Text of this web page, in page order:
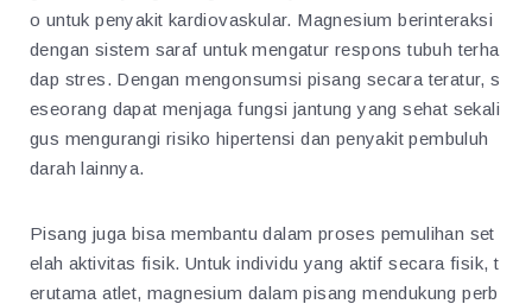
o untuk penyakit kardiovaskular. Magnesium berinteraksi
dengan sistem saraf untuk mengatur respons tubuh terha
dap stres. Dengan mengonsumsi pisang secara teratur, s
eseorang dapat menjaga fungsi jantung yang sehat sekali
gus mengurangi risiko hipertensi dan penyakit pembuluh
darah lainnya.
Pisang juga bisa membantu dalam proses pemulihan set
elah aktivitas fisik. Untuk individu yang aktif secara fisik, t
erutama atlet, magnesium dalam pisang mendukung perb